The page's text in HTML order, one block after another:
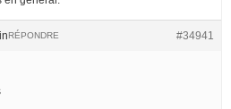
#34941
RÉPONDRE